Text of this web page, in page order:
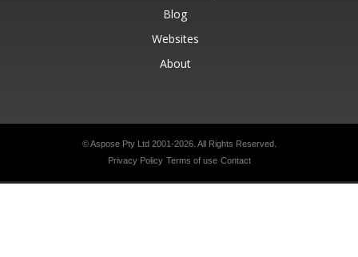
Blog
Websites
About
© Aspose Pty Ltd 2001-2026. All Rights Reserved.
Privacy Policy Terms of use Contact